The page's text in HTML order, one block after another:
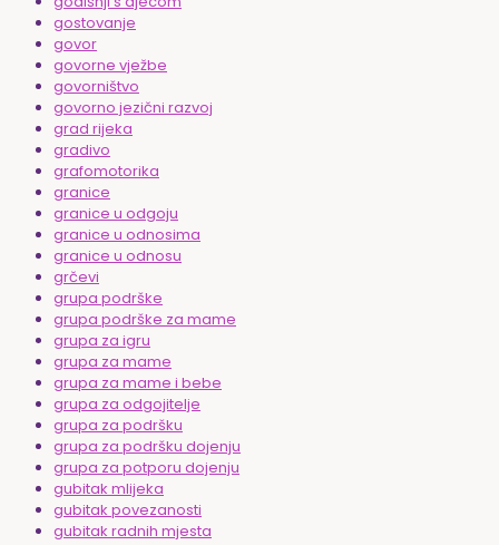
gostovanje
govor
govorne vježbe
govorništvo
govorno jezični razvoj
grad rijeka
gradivo
grafomotorika
granice
granice u odgoju
granice u odnosima
granice u odnosu
grčevi
grupa podrške
grupa podrške za mame
grupa za igru
grupa za mame
grupa za mame i bebe
grupa za odgojitelje
grupa za podršku
grupa za podršku dojenju
grupa za potporu dojenju
gubitak mlijeka
gubitak povezanosti
gubitak radnih mjesta